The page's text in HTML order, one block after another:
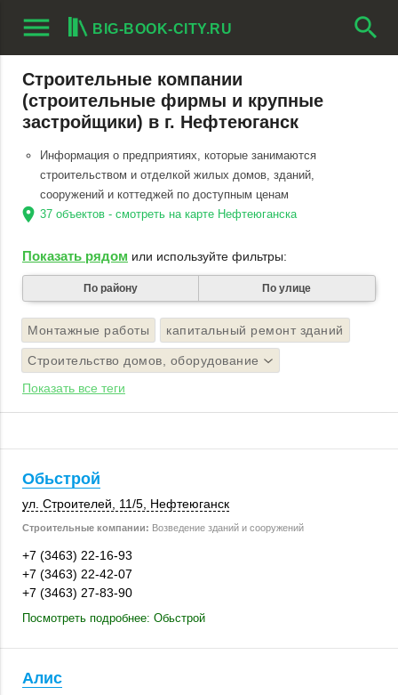
menu BIG-BOOK-CITY.RU search
Строительные компании
(строительные фирмы и крупные
застройщики) в г. Нефтеюганск
Информация о предприятиях, которые занимаются
строительством и отделкой жилых домов, зданий,
сооружений и коттеджей по доступным ценам
location_on 37 объектов - смотреть на карте Нефтеюганска
Показать рядом или используйте фильтры:
По району По улице
Монтажные работы капитальный ремонт зданий
Строительство домов, оборудование
Показать все теги
Обьстрой
ул. Строителей 11/5 Нефтеюганск
Строительные компании: Возведение зданий и сооружений
+7 (3463) 22-16-93
+7 (3463) 22-42-07
+7 (3463) 27-83-90
Посмотреть подробнее: Обьстрой
Алис